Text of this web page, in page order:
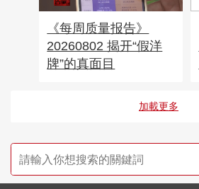
《每周质量报告》
20260802 揭开“假洋
牌”的真面目
加載更多